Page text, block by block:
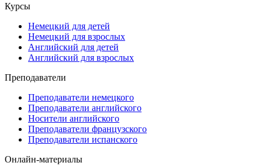
Курсы
Немецкий для детей
Немецкий для взрослых
Английский для детей
Английский для взрослых
Преподаватели
Преподаватели немецкого
Преподаватели английского
Носители английского
Преподаватели французского
Преподаватели испанского
Онлайн-материалы